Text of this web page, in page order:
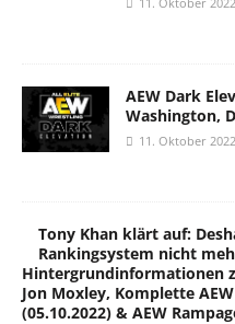
AEW Dark
Washington,
11. Oktober 2022
Tony Khan klärt auf:
Rankingsystem nicht
Hintergrundinformationen
Jon Moxley, Komplette
(05.10.2022) & AEW